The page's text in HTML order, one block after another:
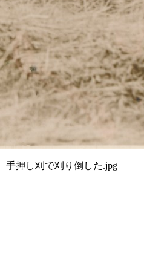
押し刈で刈り倒した.jpg